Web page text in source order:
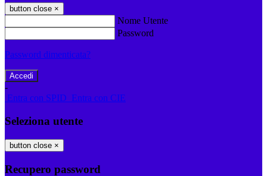
button close ×
Nome Utente
Password
Password dimenticata?
-
Entra con SPID Entra con CIE
Seleziona utente
button close ×
Recupero password